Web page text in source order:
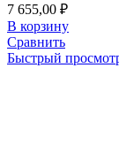
7 655,00 ₽
В корзину
Сравнить
Быстрый